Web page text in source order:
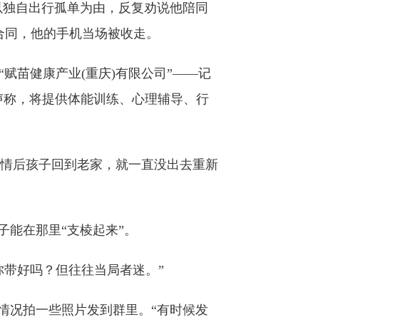
自出行孤单为由，反复劝说他陪同
，他的手机当场被收走。
苗健康产业(重庆)有限公司”——记
，将提供体能训练、心理辅导、行
后孩子回到老家，就一直没出去重新
在那里“支棱起来”。
好吗？但往往当局者迷。”
拍一些照片发到群里。“有时候发